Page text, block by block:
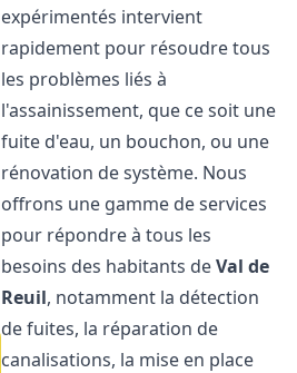
expérimentés intervient
rapidement pour résoudre tous
les problèmes liés à
l'assainissement, que ce soit une
fuite d'eau, un bouchon, ou une
rénovation de système. Nous
offrons une gamme de services
pour répondre à tous les
besoins des habitants deVal de
Reuil, notamment la détection
de fuites, la réparation de
canalisations, la mise en place